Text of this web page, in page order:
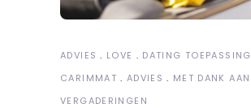
ADVIES LOVE
DATING TOEPASSING
CARIMMAT
ADVIES
MET DANK AAN
VERGADERINGEN